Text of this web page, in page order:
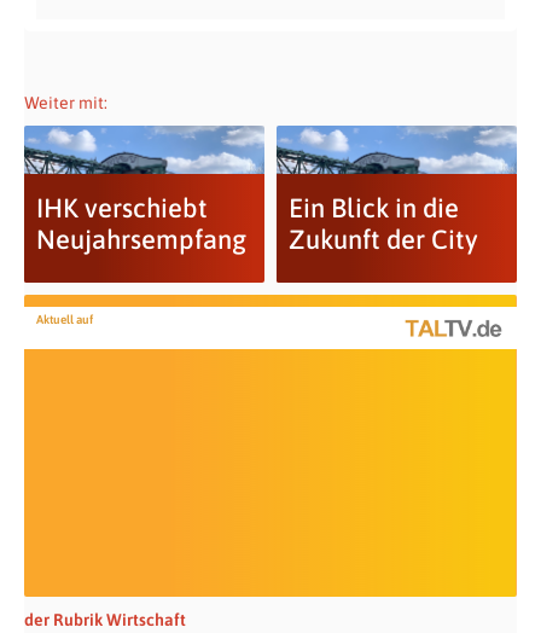
Weiter mit:
IHK verschiebt
Neujahrsempfang
Ein Blick in die
Zukunft der City
Aktuell auf
der Rubrik Wirtschaft